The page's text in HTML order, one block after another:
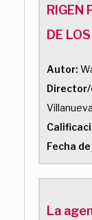
RIGEN
DE
Autor:
Director/
Villanueva
Fecha
La